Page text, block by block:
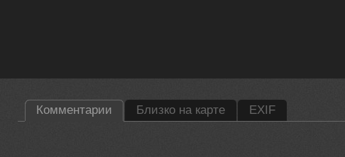
Комментарии Близко на карте EXIF